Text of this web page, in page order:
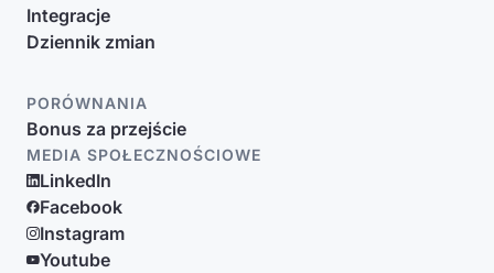
Integracje
Dziennik zmian
PORÓWNANIA
Bonus za przejście
MEDIA SPOŁECZNOŚCIOWE
LinkedIn
Facebook
Instagram
Youtube